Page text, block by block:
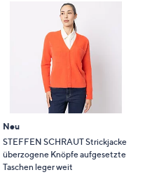
Neu
STEFFEN SCHRAUT Strickjacke
überzogene Knöpfe aufgesetzte
Taschen leger weit